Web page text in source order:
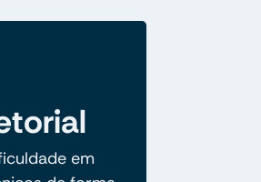
em